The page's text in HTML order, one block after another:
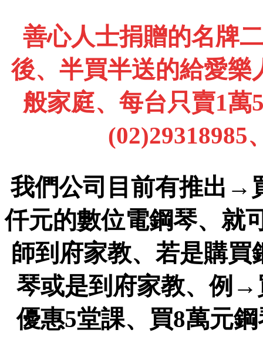
善心人士捐贈的名牌
後、半買半送的給愛樂
般家庭、每台只賣1萬
(02)29318985
我們公司目前有推出→
仟元的數位電鋼琴、就
師到府家教、若是購
琴或是到府家教、例→
優惠5堂課、買8萬元